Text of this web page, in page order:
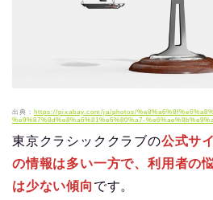
出典： https://pixabay.com/ja/photos/
%e9%87%8d%e8%a6%81%e6%80%a7-
東京クラシッククラブの公式サ
の情報は多い一方で、利用者の
は少ない傾向 です。